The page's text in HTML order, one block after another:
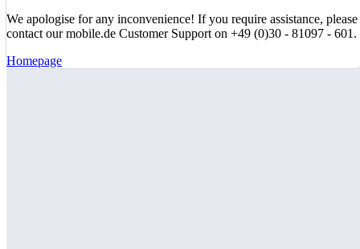
We apologise for any inconvenience! If you require assistance, please
contact our mobile.de Customer Support on +49 (0)30 - 81097 - 601.
Homepage